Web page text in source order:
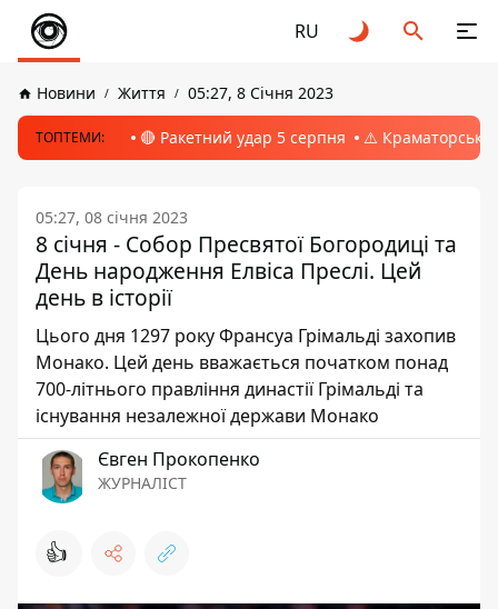
RU
Новини Життя 05:27, 8 Січня 2023
ТОПТЕМИ: 🔴 Ракетний удар 5 серпня ⚠️ Краматорськ,
05:27, 08 січня 2023
8 січня - Собор Пресвятої Богородиці та
День народження Елвіса Преслі. Цей
день в історії
Цього дня 1297 року Франсуа Грімальді захопив
Монако. Цей день вважається початком понад
700-літнього правління династії Грімальді та
існування незалежної держави Монако
Євген Прокопенко
ЖУРНАЛІСТ
👍